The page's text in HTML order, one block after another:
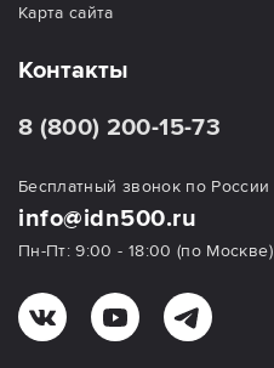
Карта сайта
Контакты
8 (800) 200-15-73
Бесплатный звонок по России
info@idn500.ru
Пн-Пт: 9:00 - 18:00 (по Москве)